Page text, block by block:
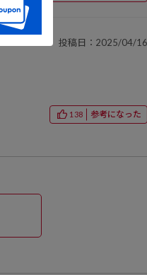
投稿日：2025/04/16
138 参考になった